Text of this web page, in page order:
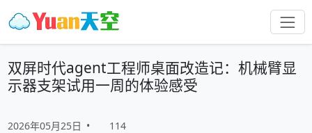
双屏时代agent工程师桌面改造记：机械臂显
示器支架试用一周的体验感受
2026年05月25日 • 114